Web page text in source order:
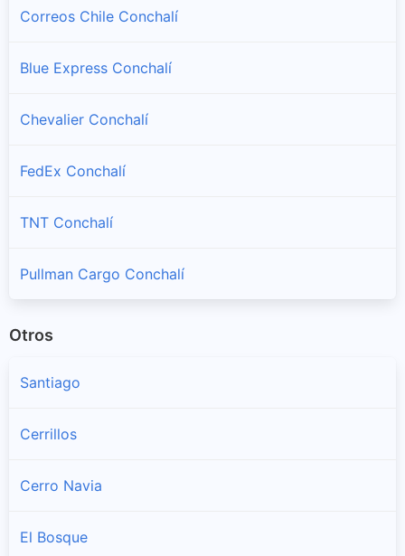
Correos Chile Conchalí
Blue Express Conchalí
Chevalier Conchalí
FedEx Conchalí
TNT Conchalí
Pullman Cargo Conchalí
Otros
Santiago
Cerrillos
Cerro Navia
El Bosque